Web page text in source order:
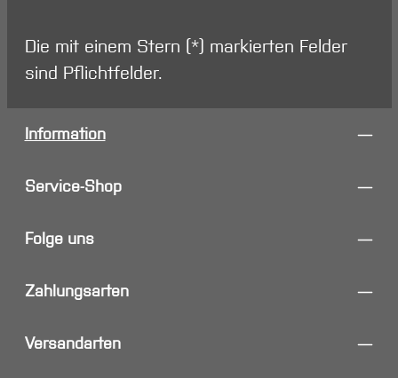
Die mit einem Stern (*) markierten Felder
sind Pflichtfelder.
Information
Service-Shop
Folge uns
Zahlungsarten
Versandarten